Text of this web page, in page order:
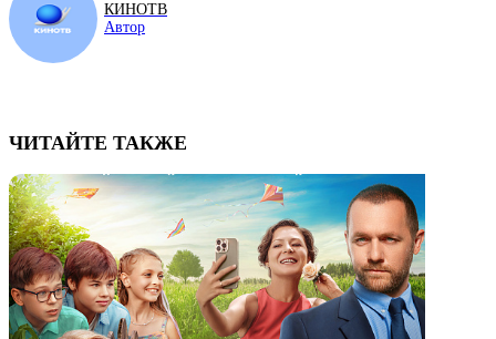
КИНОТВ
Автор
ЧИТАЙТЕ ТАКЖЕ